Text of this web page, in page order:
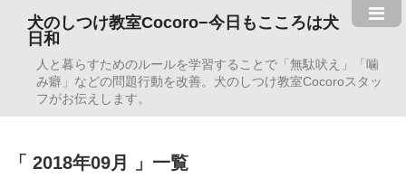
犬のしつけ教室Cocoro−今日もこころは犬
日和
人と暮らすためのルールを学習することで「無駄吠え」「噛
み癖」などの問題行動を改善。犬のしつけ教室Cocoroスタッ
フがお伝えします。
2018年09月 一覧